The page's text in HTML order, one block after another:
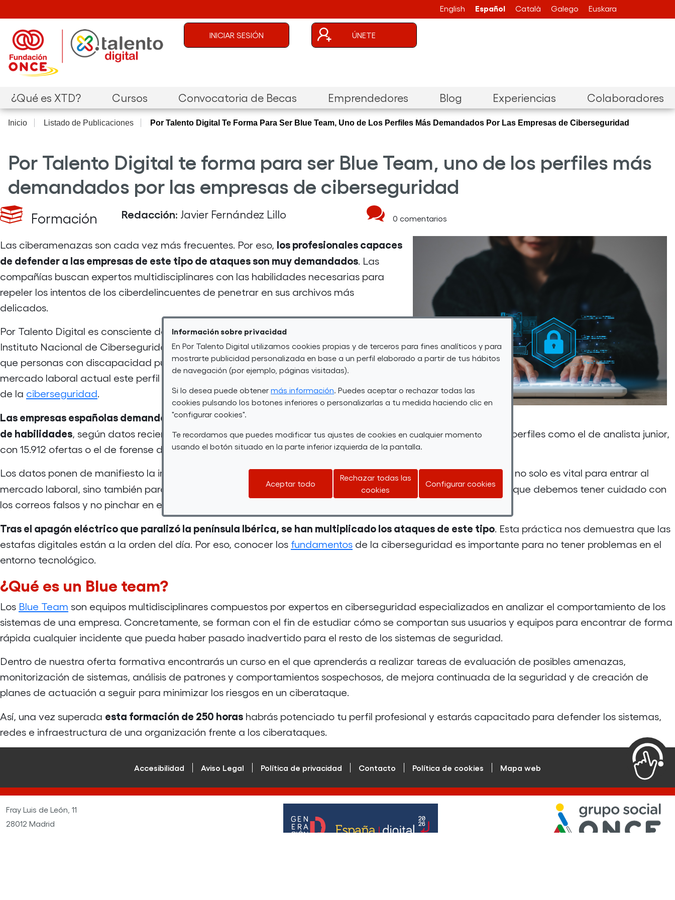
Información sobre privacidad
En Por Talento Digital utilizamos cookies propias y de terceros para fines analíticos y para
mostrarte publicidad personalizada en base a un perfil elaborado a partir de tus hábitos
de navegación (por ejemplo, páginas visitadas).
Si lo desea puede obtener más información . Puedes aceptar o rechazar todas las
cookies pulsando los botones inferiores o personalizarlas a tu medida haciendo clic en
"configurar cookies".
Te recordamos que puedes modificar tus ajustes de cookies en cualquier momento
usando el botón situado en la parte inferior izquierda de la pantalla.
Aceptar todo
Rechazar todas las
cookies
Configurar cookies
English Español Català Galego Euskara
Menú de cuenta de usuario
INICIAR SESIÓN ÚNETE
Navegación principal
¿Qué es XTD? Cursos Convocatoria de Becas Emprendedores Blog Experiencias Colaboradores
Inicio Listado de Publicaciones Por Talento Digital Te Forma Para Ser Blue Team, Uno de Los Perfiles Más Demandados Por Las Empresas de Ciberseguridad
Por Talento Digital te forma para ser Blue Team, uno de los perfiles más
demandados por las empresas de ciberseguridad
Formación Redacción: Javier Fernández Lillo 0 comentarios
Las ciberamenazas son cada vez más frecuentes. Por eso, los profesionales capaces
de defender a las empresas de este tipo de ataques son muy demandados . Las
compañías buscan expertos multidisciplinares con las habilidades necesarias para
repeler los intentos de los ciberdelincuentes de penetrar en sus archivos más
delicados.
Por Talento Digital es consciente de esta realidad. Por eso, dentro de su alianza con el
Instituto Nacional de Ciberseguridad (INCIBE) ha incluido una formación que permitirá
que personas con discapacidad puedan formar parte de un Blue Team. Y es que en el
mercado laboral actual este perfil es uno de los más demandados dentro del sector
de la ciberseguridad
Las empresas españolas demandan un total de 17.814 profesionales con este tipo
de habilidades , según datos recientes de Fundación Telefónica. Las compañías también demandan muchos perfiles como el de analista junior,
con 15.912 ofertas o el de forense digital con 11.882 vacantes.
Los datos ponen de manifiesto la importancia de formarse en este aspecto. Tener este tipo de conocimientos no solo es vital para entrar al
mercado laboral, sino también para la vida cotidiana. Actualmente,
el phishing está a la orden del día, por lo que debemos tener cuidado con
los correos falsos y no pinchar en enlaces hasta que no verifiquemos la fuente.
Tras el apagón eléctrico que paralizó la península Ibérica, se han multiplicado los ataques de este tipo . Esta práctica nos demuestra que las
estafas digitales están a la orden del día. Por eso, conocer los fundamentos de la ciberseguridad es importante para no tener problemas en el
entorno tecnológico.
¿Qué es un Blue team?
Los Blue Team son equipos multidisciplinares compuestos por expertos en ciberseguridad especializados en analizar el comportamiento de los
sistemas de una empresa. Concretamente, se forman con el fin de estudiar cómo se comportan sus usuarios y equipos para encontrar de forma
rápida cualquier incidente que pueda haber pasado inadvertido para el resto de los sistemas de seguridad.
Dentro de nuestra oferta formativa encontrarás un curso en el que aprenderás a realizar tareas de evaluación de posibles amenazas,
monitorización de sistemas, análisis de patrones y comportamientos sospechosos, de mejora continuada de la seguridad y de creación de
planes de actuación a seguir para minimizar los riesgos en un ciberataque.
Así, una vez superada esta formación de 250 horas habrás potenciado tu perfil profesional y estarás capacitado para defender los sistemas,
redes e infraestructura de una organización frente a los ciberataques.
Accesibilidad Aviso Legal Política de privacidad Contacto Política de cookies Mapa web
Fray Luis de León, 11
28012 Madrid